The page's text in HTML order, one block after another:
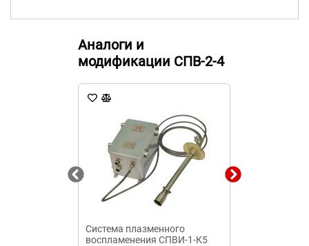
Аналоги и
модификации СПВ-2-4
Система плазменного
воспламенения СПВИ-1-К5